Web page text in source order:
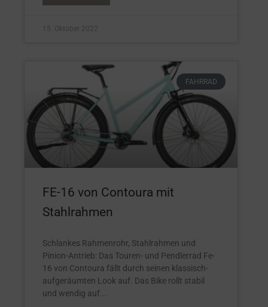
15. Oktober 2022
FAHRRAD
FE-16 von Contoura mit
Stahlrahmen
Schlankes Rahmenrohr, Stahlrahmen und
Pinion-Antrieb: Das Touren- und Pendlerrad Fe-
16 von Contoura fällt durch seinen klassisch-
aufgeräumten Look auf. Das Bike rollt stabil
und wendig auf